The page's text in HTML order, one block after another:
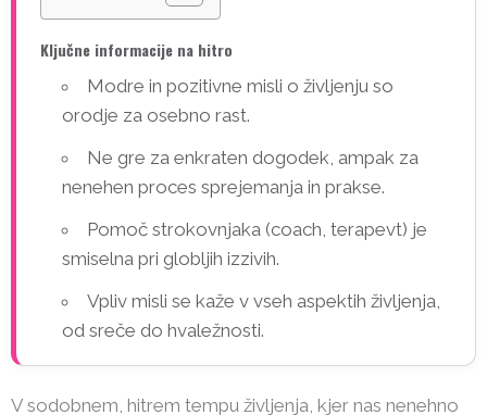
Ključne informacije na hitro
Modre in pozitivne misli o življenju so
orodje za osebno rast.
Ne gre za enkraten dogodek, ampak za
nenehen proces sprejemanja in prakse.
Pomoč strokovnjaka (coach, terapevt) je
smiselna pri globljih izzivih.
Vpliv misli se kaže v vseh aspektih življenja,
od sreče do hvaležnosti.
V sodobnem, hitrem tempu življenja, kjer nas nenehno